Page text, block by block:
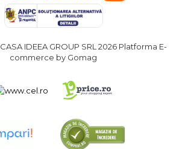
IDEEA GROUP SRL 2026 Platforma E-
commerce by Gomag